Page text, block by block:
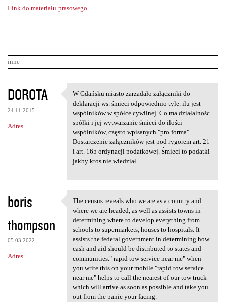
Link do materiału prasowego
inne
K
o
m
e
z
e
DOROTA
24.11.2015
Adres
W Gdańsku miasto zarzadało
W Gdańsku miasto zarzadało załączniki do
deklaracji ws. śmieci odpowiednio tyle. ilu jest
wspólników w spółce cywilnej. Co ma działalnośc
spółki i jej wytwarzanie śmieci do ilości
wspólników, często wpisanych "pro forma".
Dostarczenie załączników jest pod rygorem art. 21
i art. 165 ordynacji podatkowej. Śmieci to podatki
jakby ktos nie wiedział.
boris
thompson
05.03.2022
Adres
The census reveals who we are
The census reveals who we are as a country and
where we are headed, as well as assists towns in
determining where to develop everything from
schools to supermarkets, houses to hospitals. It
assists the federal government in determining how
cash and aid should be distributed to states and
communities." rapid tow service near me" when
you write this on your mobile "rapid tow service
near me" helps to call the nearest of our tow truck
which will arrive as soon as possible and take you
out from the panic your facing.